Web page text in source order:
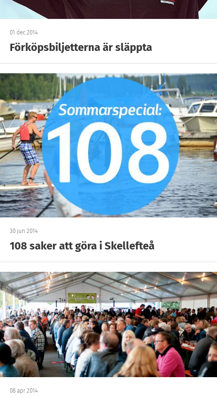
01 dec 2014
Förköpsbiljetterna är släppta
30 jun 2014
108 saker att göra i Skellefteå
08 apr 2014